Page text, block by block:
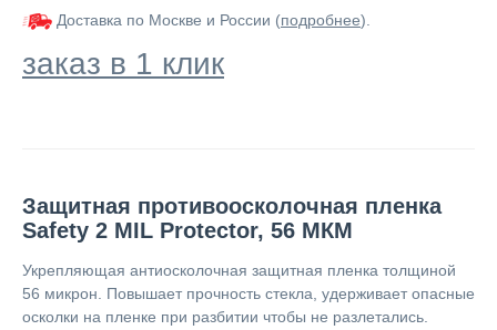
Доставка по Москве и России (подробнее).
заказ в 1 клик
Защитная противоосколочная пленка
Safety 2 MIL Protector, 56 МКМ
Укрепляющая антиосколочная защитная пленка толщиной
56 микрон. Повышает прочность стекла, удерживает опасные
осколки на пленке при разбитии чтобы не разлетались.